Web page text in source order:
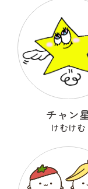
チャン
けむけむ